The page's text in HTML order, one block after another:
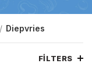
Diepvries
FILTERS